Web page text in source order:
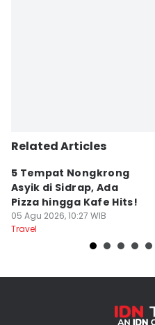
Related Articles
5 Tempat Nongkrong
Asyik di Sidrap, Ada
Pizza hingga Kafe Hits!
05 Agu 2026, 10:27 WIB
Travel